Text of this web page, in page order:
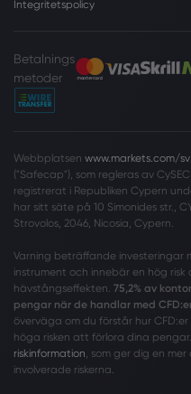
Integritetspolicy
Betalnings
metoder
Webbplatsen www.markets.com/
("Safecap"), som regleras av
registrerat i Republiken Cypern
har sitt säte på 10 Simonides str.,
Strovolos, 2046, Nicosia, Cypern.
Varning beträffande investeringar
instrument och innebär en hög
hävstångseffekten. 75,2% av
pengar när de handlar med
överväga om du förstår hur
höga risken att förlora dina
riskinformation , som ger dig en
involverade riskerna.